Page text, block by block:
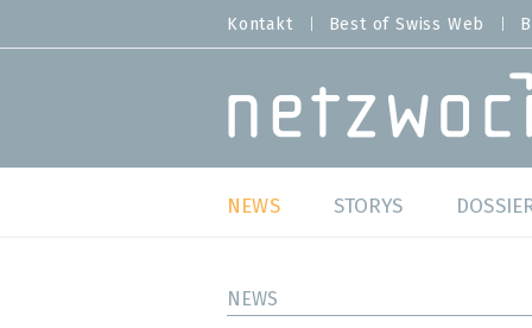
zum
MENU
Kontakt Best of Swiss Web
MAIN NAVIGATION
NEWS STORYS
NEWS